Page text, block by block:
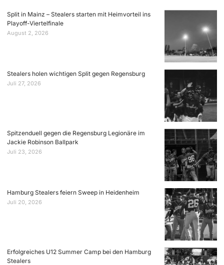
Split in Mainz – Stealers starten mit Heimvorteil ins
Playoff-Viertelfinale
August 2, 2026
Stealers holen wichtigen Split gegen Regensburg
Juli 27, 2026
Spitzenduell gegen die Regensburg Legionäre im
Jackie Robinson Ballpark
Juli 23, 2026
Hamburg Stealers feiern Sweep in Heidenheim
Juli 20, 2026
Erfolgreiches U12 Summer Camp bei den Hamburg
Stealers